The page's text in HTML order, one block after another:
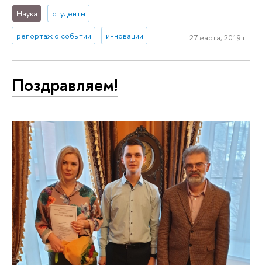
Наука студенты
репортаж о событии инновации 27 марта, 2019 г.
Поздравляем!